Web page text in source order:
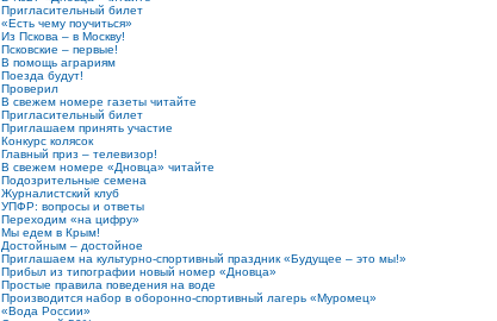
Пригласительный билет
«Есть чему поучиться»
Из Пскова – в Москву!
Псковские – первые!
В помощь аграриям
Поезда будут!
Проверил
В свежем номере газеты читайте
Пригласительный билет
Приглашаем принять участие
Конкурс колясок
Главный приз – телевизор!
В свежем номере «Дновца» читайте
Подозрительные семена
Журналистский клуб
УПФР: вопросы и ответы
Переходим «на цифру»
Мы едем в Крым!
Достойным – достойное
Приглашаем на культурно-спортивный праздник «Будущее – это мы!»
Прибыл из типографии новый номер «Дновца»
Простые правила поведения на воде
Производится набор в оборонно-спортивный лагерь «Муромец»
«Вода России»